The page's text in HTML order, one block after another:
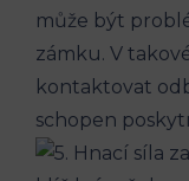
může být
zámku. V
kontaktovat
schopen